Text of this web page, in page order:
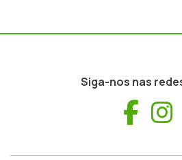
Siga-nos nas